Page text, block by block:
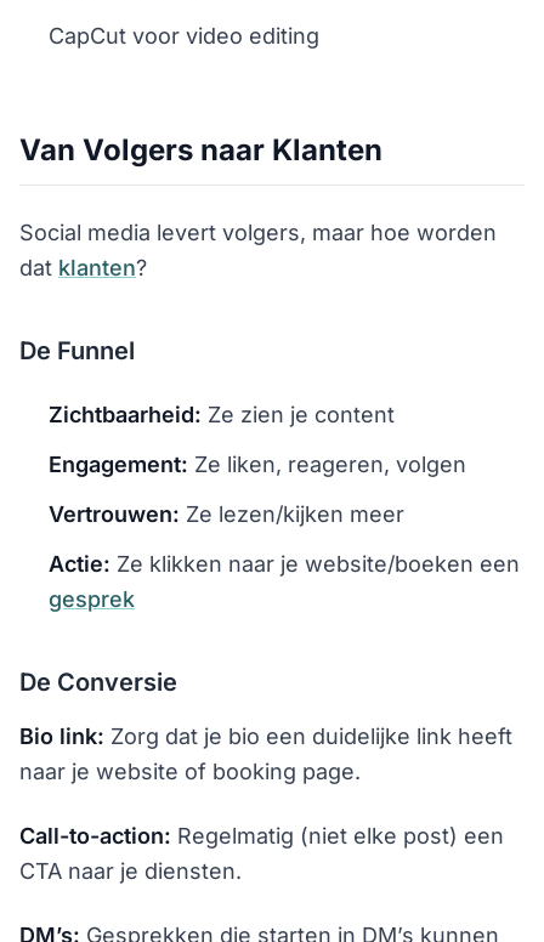
CapCut voor video editing
Van Volgers naar Klanten
Social media levert volgers, maar hoe worden
dat klanten?
De Funnel
Zichtbaarheid: Ze zien je content
Engagement: Ze liken, reageren, volgen
Vertrouwen: Ze lezen/kijken meer
Actie: Ze klikken naar je website/boeken een
gesprek
De Conversie
Bio link: Zorg dat je bio een duidelijke link heeft
naar je website of booking page.
Call-to-action: Regelmatig (niet elke post) een
CTA naar je diensten.
DM’s: Gesprekken die starten in DM’s kunnen